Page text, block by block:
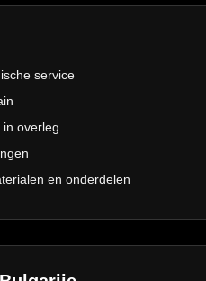
service
overleg
en onderdelen